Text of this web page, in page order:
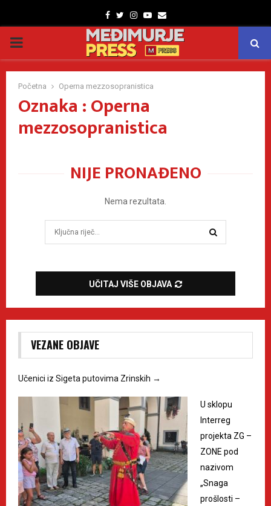
Facebook
TwitterInstagram
Youtube
Email
PRIMARY
MENU
Početna Operna mezzosopranistica
Oznaka : Operna
mezzosopranistica
NIJE PRONAĐENO
Nema rezultata.
UČITAJ VIŠE OBJAVA
VEZANE OBJAVE
Učenici iz Sigeta putovima Zrinskih →
U sklopu
Interreg
projekta ZG –
ZONE pod
nazivom
„Snaga
prošlosti –